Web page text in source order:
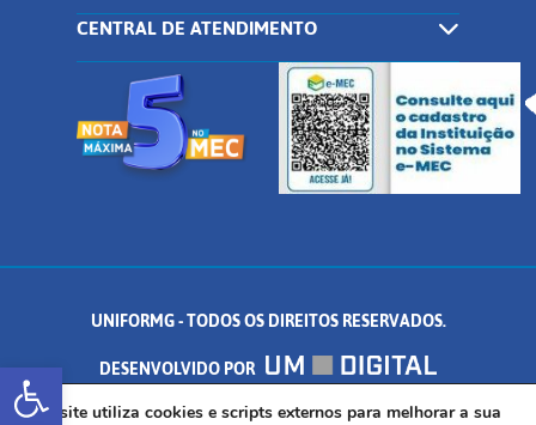
Abrir a barra de ferramentas
CENTRAL DE ATENDIMENTO
UNIFORMG - TODOS OS DIREITOS RESERVADOS.
DESENVOLVIDO POR
AV. DR. ARNALDO DE SENNA, 328 - PALMEIRAS, FORMIGA/MG - CEP:
Este site utiliza cookies e scripts externos para melhorar a sua